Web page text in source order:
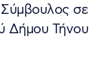
Σύμβουλος σε
Δήμου Τήνου